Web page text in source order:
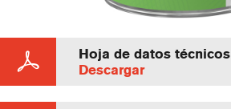
Hoja de datos técnicos
Descargar